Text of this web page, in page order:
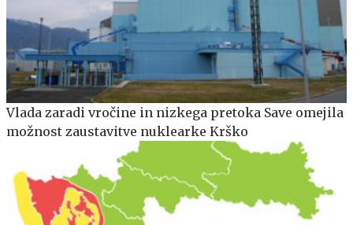
Vlada zaradi vročine in nizkega pretoka Save omejila
možnost zaustavitve nuklearke Krško